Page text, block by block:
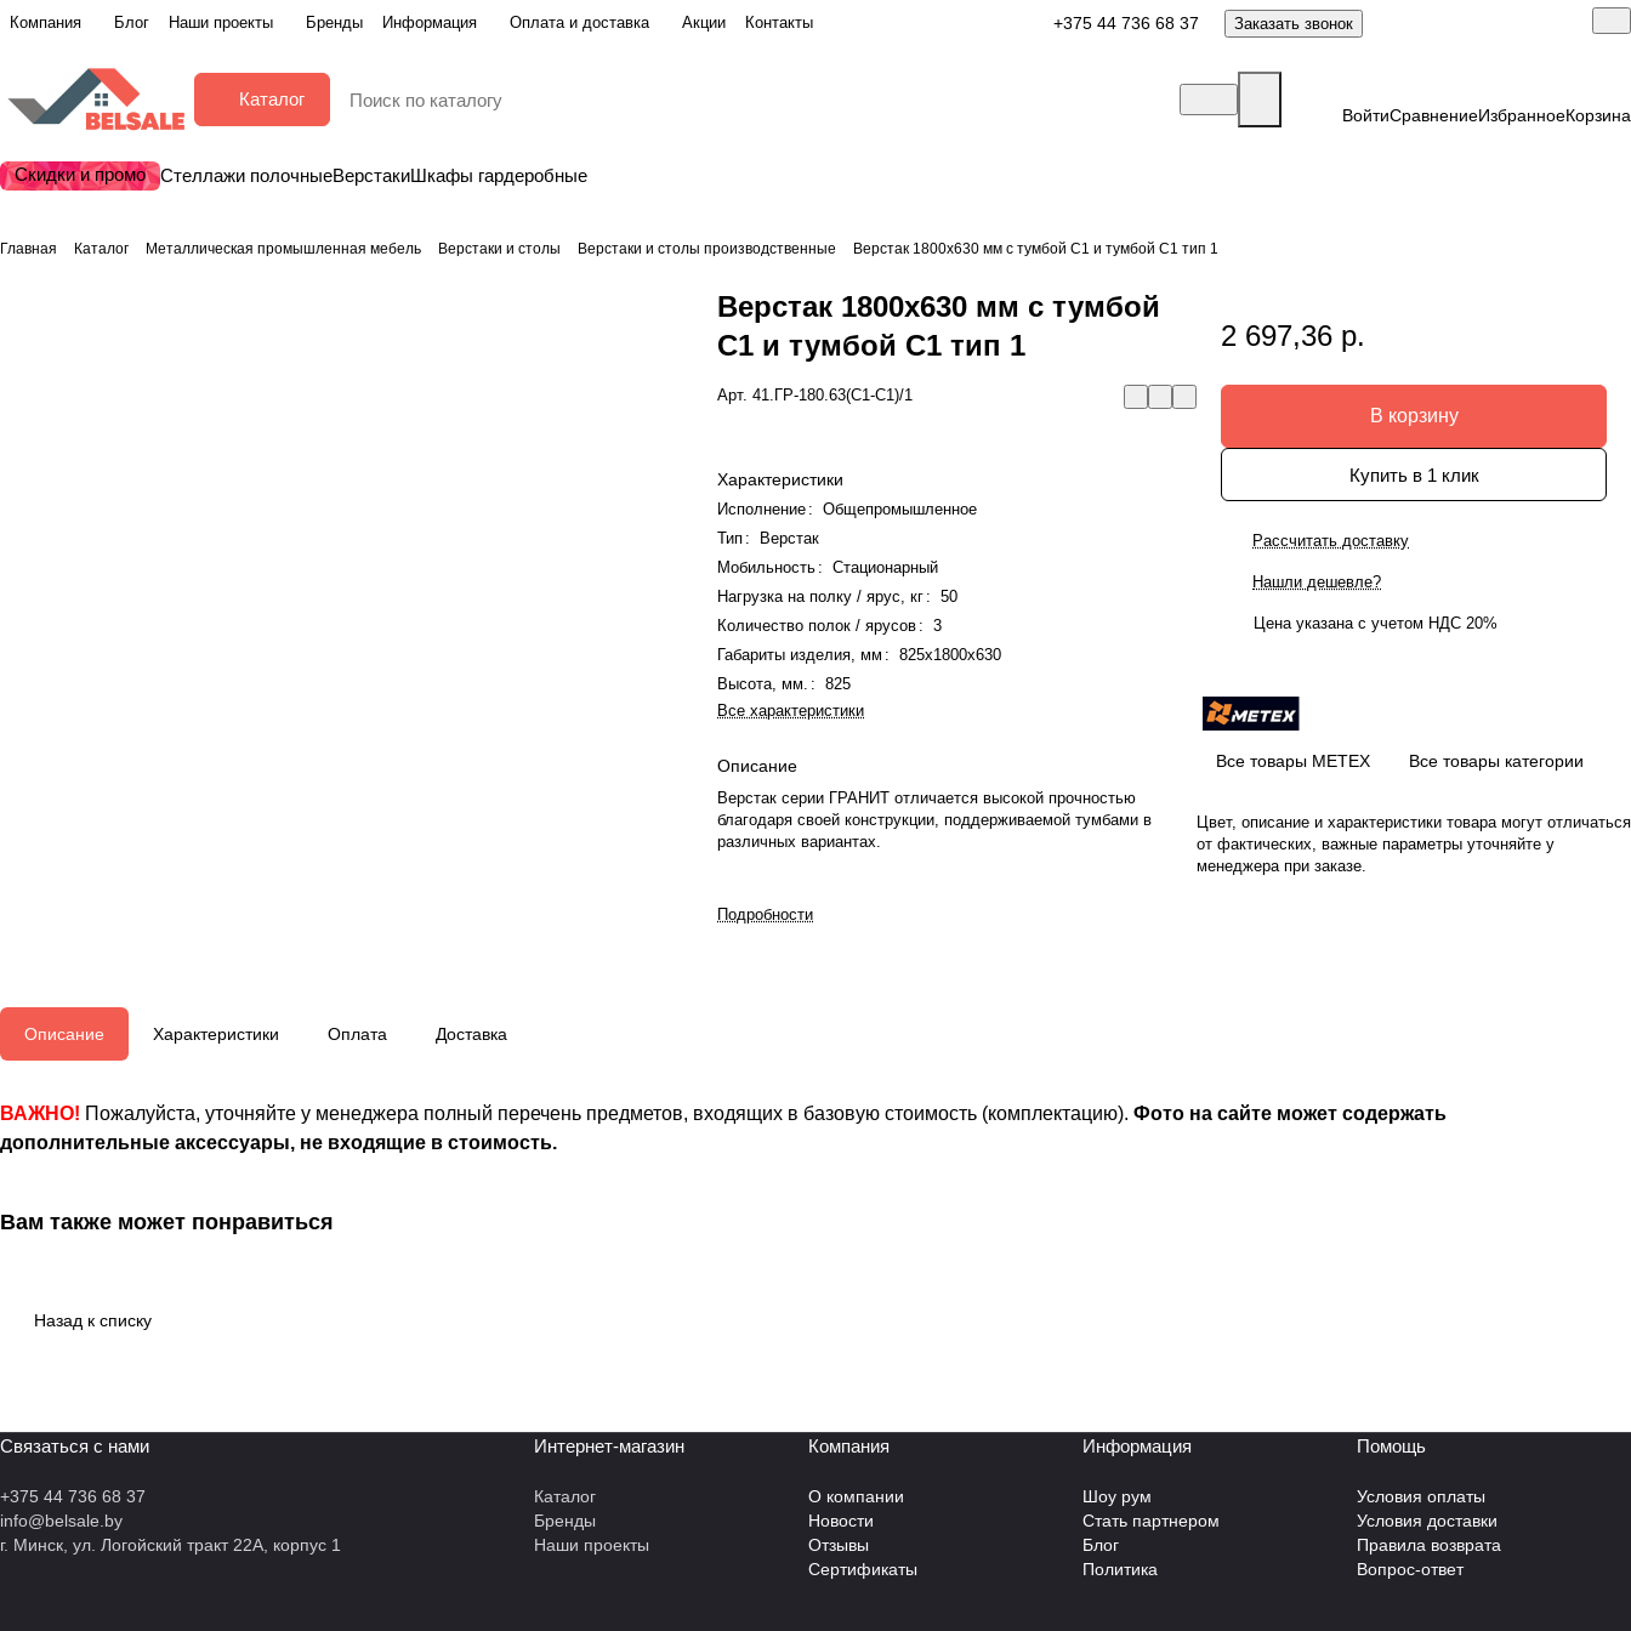
Компания Блог Наши проекты Бренды Информация Оплата и доставка Акции Контакты +375 44 736 68 37 Заказать звонок
Каталог
ВойтиСравнениеИзбранноеКорзина
Скидки и промо Стеллажи полочныеВерстакиШкафы гардеробные
Главная Каталог Металлическая промышленная мебель Верстаки и столы Верстаки и столы производственные Верстак 1800х630 мм с тумбой С1 и тумбой С1 тип 1
Верстак 1800х630 мм с тумбой
С1 и тумбой С1 тип 1
Арт.41.ГР-180.63(С1-С1)/1
Характеристики
Исполнение :
Общепромышленное
Тип :
Верстак
Мобильность :
Стационарный
Нагрузка на полку / ярус, кг :
50
Количество полок / ярусов :
3
Габариты изделия, мм :
825х1800х630
Высота, мм. :
825
Все характеристики
Описание
Верстак серии ГРАНИТ отличается высокой прочностью
благодаря своей конструкции, поддерживаемой тумбами в
различных вариантах.
Подробности
2 697,36 р.
В корзину
Купить в 1 клик
Рассчитать доставку
Нашли дешевле?
Цена указана с учетом НДС 20%
Все товары МЕТЕХ Все товары категории
Цвет, описание и характеристики товара могут отличаться
от фактических, важные параметры уточняйте у
менеджера при заказе.
Описание Характеристики Оплата Доставка
ВАЖНО! Пожалуйста, уточняйте у менеджера полный перечень предметов, входящих в базовую стоимость (комплектацию). Фото на сайте может содержать
дополнительные аксессуары, не входящие в стоимость.
Вам также может понравиться
Назад к списку
Связаться с нами
+375 44 736 68 37
info@belsale.by
г. Минск, ул. Логойский тракт 22А, корпус 1
Интернет-магазин
Каталог
Бренды
Наши проекты
Компания
О компании
Новости
Отзывы
Сертификаты
Информация
Шоу рум
Стать партнером
Блог
Политика
Помощь
Условия оплаты
Условия доставки
Правила возврата
Вопрос-ответ